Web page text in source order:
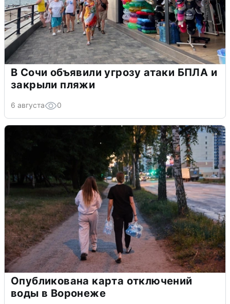
В Сочи объявили угрозу атаки БПЛА и
закрыли пляжи
6 августа 0
Опубликована карта отключений
воды в Воронеже